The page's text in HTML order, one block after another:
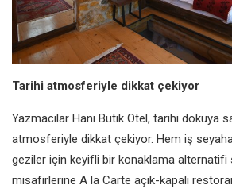
Tarihi atmosferiyle dikkat çekiyor
Yazmacılar Hanı Butik Otel, tarihi dokuya
atmosferiyle dikkat çekiyor. Hem iş
geziler için keyifli bir konaklama alternatifi
misafirlerine A la Carte açık-kapalı